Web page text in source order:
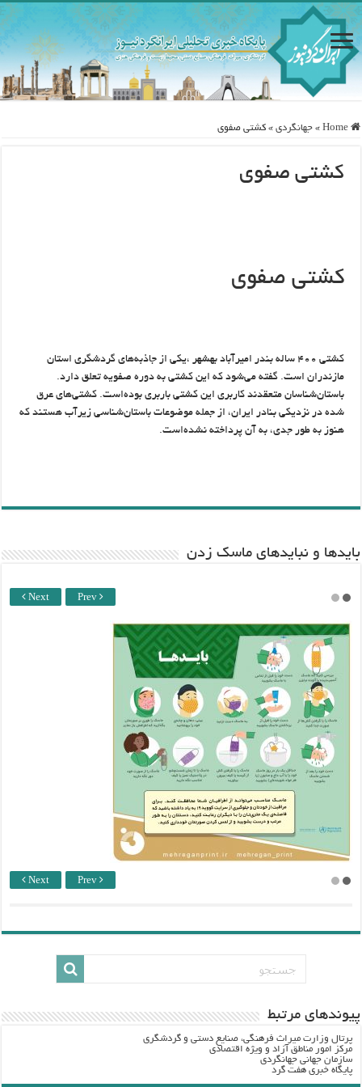
Home
» جهانگردی » کشتی صفوی
کشتی صفوی
کشتی صفوی
کشتی ۴۰۰ ساله بندر امیر‌آباد بهشهر ،یکی از جاذبه‌های گردشگری استان
مازندران است. گفته می‌شود که این کشتی به دوره صفویه تعلق دارد.
باستان‌شناسان متعقدند کاربری این کشتی باربری بوده‌است. کشتی‌های عرق
شده در نزدیکی بنادر ایران، از جمله موضوعات باستان‌شناسی زیرآب هستند که
هنوز به طور جدی، به آن پرداخته نشده‌است.
باید‌ها و نبایدهای ماسک زدن
Next Prev
Next Prev
پيوندهاي مرتبط
پرتال وزارت ميراث فرهنگي، صنایع دستی و گردشگري
مرکز امور مناطق آزاد و ویژه اقتصادی
سازمان جهانی جهانگردی
پایگاه خبری هفت گرد